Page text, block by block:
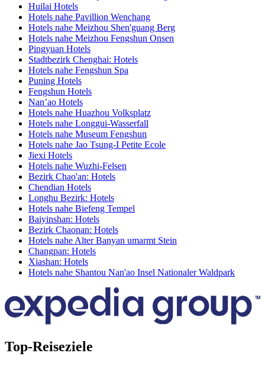
Huilai Hotels
Hotels nahe Pavillion Wenchang
Hotels nahe Meizhou Shen'guang Berg
Hotels nahe Meizhou Fengshun Onsen
Pingyuan Hotels
Stadtbezirk Chenghai: Hotels
Hotels nahe Fengshun Spa
Puning Hotels
Fengshun Hotels
Nan’ao Hotels
Hotels nahe Huazhou Volksplatz
Hotels nahe Longgui-Wasserfall
Hotels nahe Museum Fengshun
Hotels nahe Jao Tsung-I Petite Ecole
Jiexi Hotels
Hotels nahe Wuzhi-Felsen
Bezirk Chao'an: Hotels
Chendian Hotels
Longhu Bezirk: Hotels
Hotels nahe Biefeng Tempel
Baiyinshan: Hotels
Bezirk Chaonan: Hotels
Hotels nahe Alter Banyan umarmt Stein
Changpan: Hotels
Xiashan: Hotels
Hotels nahe Shantou Nan'ao Insel Nationaler Waldpark
Top-Reiseziele